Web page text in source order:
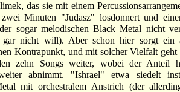
das sie mit einem
Minuten "Judasz" losdonnert und
sogar melodischen Black Metal nicht
nicht will). Aber schon hier sorgt ein
Kontrapunkt, und mit solcher Vielfalt geht
zehn Songs weiter, wobei der Anteil
abnimmt. "Ishrael" etwa siedelt
mit orchestralem Anstrich (der